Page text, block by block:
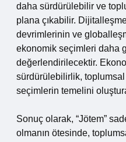
daha sürdürülebilir ve
plana çıkabilir.
devrimlerinin ve
ekonomik seçimleri daha
değerlendirilecektir.
sürdürülebilirlik,
seçimlerin temelini
Sonuç olarak, “Jötem”
olmanın ötesinde,